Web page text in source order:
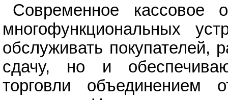
Современное кассовое
многофункциональных
обслуживать покупателей,
сдачу, но и
торговли объединением